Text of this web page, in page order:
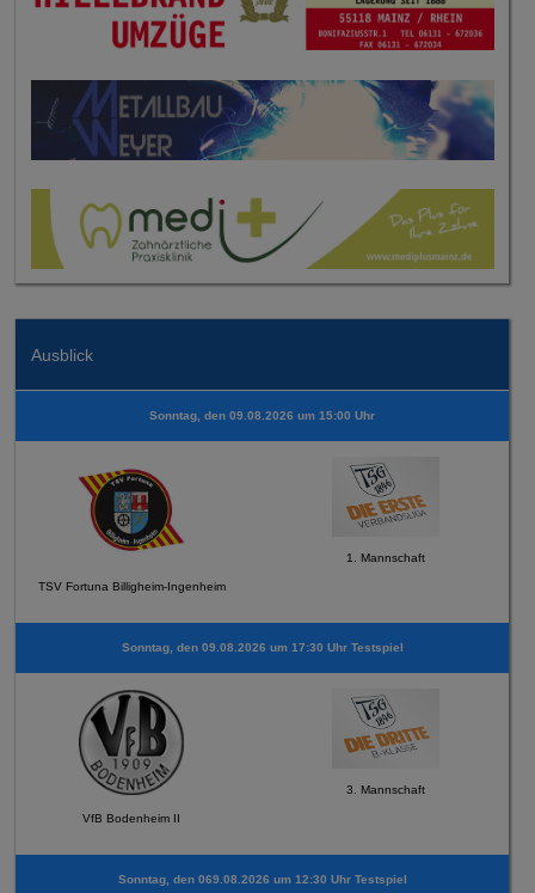
Ausblick
Sonntag, den 09.08.2026 um 15:00 Uhr
TSV Fortuna Billigheim-Ingenheim
1. Mannschaft
Sonntag, den 09.08.2026 um 17:30 Uhr Testspiel
VfB Bodenheim II
3. Mannschaft
Sonntag, den 069.08.2026 um 12:30 Uhr Testspiel